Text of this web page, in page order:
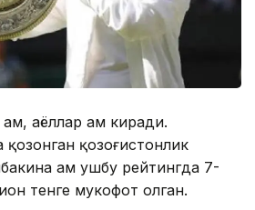
аёллар ҳам киради.
қозоғистонлик
ҳам ушбу рейтингда 7-
тенге мукофот олган.